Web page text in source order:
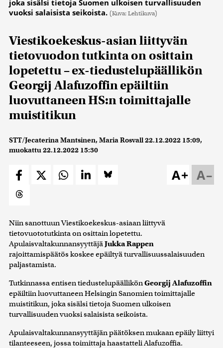
joka sisälsi tietoja Suomen ulkoisen turvallisuuden
vuoksi salaisista seikoista. (Kuva: Lehtikuva)
Viestikoekeskus-asian liittyvän
tietovuodon tutkinta on osittain
lopetettu – ex-tiedustelupäällikön
Georgij Alafuzoffin epäiltiin
luovuttaneen HS:n toimittajalle
muistitikun
STT/Jecaterina Mantsinen, Maria Rosvall22.12.2022 15:09,
muokattu22.12.2022 15:30
A–
A+
Niin sanottuun Viestikoekeskus-asiaan liittyvä
tietovuototutkinta on osittain lopetettu.
ApulaisvaltakunnansyyttäjäJukka Rappen
rajoittamispäätös koskee epäiltyä turvallisuussalaisuuden
paljastamista.
Tutkinnassa entisen tiedustelupäällikönGeorgij Alafuzoffin
epäiltiin luovuttaneen Helsingin Sanomien toimittajalle
muistitikun, joka sisälsi tietoja Suomen ulkoisen
turvallisuuden vuoksi salaisista seikoista.
Apulaisvaltakunnansyyttäjän päätöksen mukaan epäily liittyi
tilanteeseen, jossa toimittaja haastatteli Alafuzoffia.